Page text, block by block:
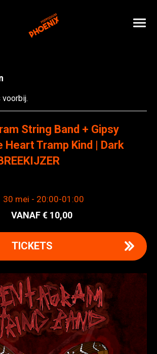
String Band + Gipsy
Heart Tramp Kind | Dark
30 mei - 20:00-01:00
10,00
TICKETS